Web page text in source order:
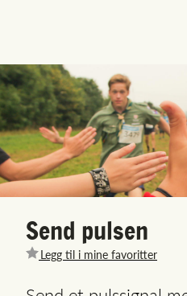
Send pulsen
Legg til i mine favoritter